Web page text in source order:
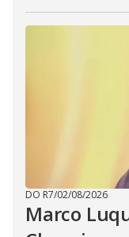
DO R7/02/08/2026
Marco